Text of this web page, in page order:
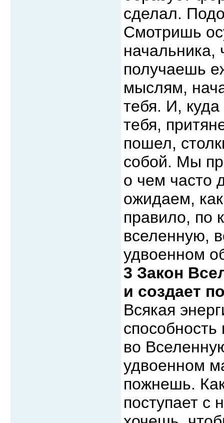
сделал.
Смотришь
начальника,
получаешь
мыслям,
тебя. И,
тебя,
пошел,
собой. Мы
о чем часто
ожидаем,
правило, по
вселенную,
удвоенном
3 Закон
и создает
Всякая
во
удвоенном
пожнешь.
поступает с